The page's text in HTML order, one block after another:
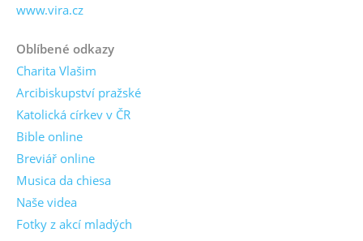
www.vira.cz
Oblíbené odkazy
Charita Vlašim
Arcibiskupství pražské
Katolická církev v ČR
Bible online
Breviář online
Musica da chiesa
Naše videa
Fotky z akcí mladých